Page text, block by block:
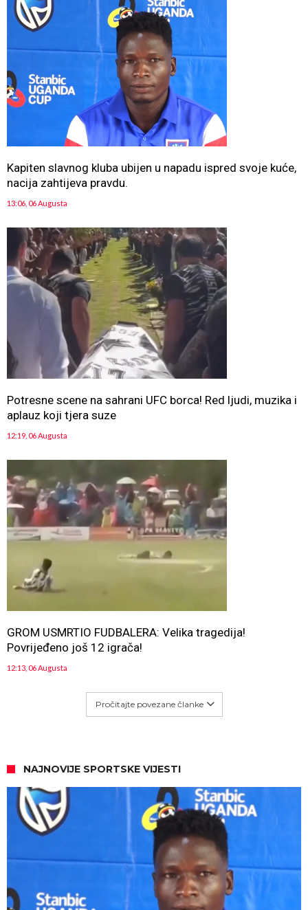
Kapiten slavnog kluba ubijen u napadu ispred svoje kuće,
nacija zahtijeva pravdu.
13:06, 06 Augusta
Potresne scene na sahrani UFC borca! Red ljudi, muzika i
aplauz koji tjera suze
12:19, 06 Augusta
GROM USMRTIO FUDBALERA: Velika tragedija!
Povrijeđeno još 12 igrača!
12:13, 06 Augusta
Pročitajte povezane članke
NAJNOVIJE SPORTSKE VIJESTI